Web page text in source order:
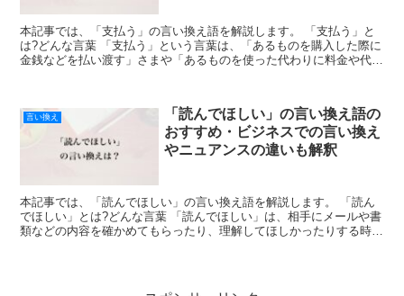
本記事では、「支払う」の言い換え語を解説します。 「支払う」と
は?どんな言葉 「支払う」という言葉は、「あるものを購入した際に
金銭などを払い渡す」さまや「あるものを使った代わりに料金や代金
言い換え
「読んでほしい」の言い換え語の
おすすめ・ビジネスでの言い換え
やニュアンスの違いも解釈
本記事では、「読んでほしい」の言い換え語を解説します。 「読ん
でほしい」とは?どんな言葉 「読んでほしい」は、相手にメールや書
類などの内容を確かめてもらったり、理解してほしかったりする時に